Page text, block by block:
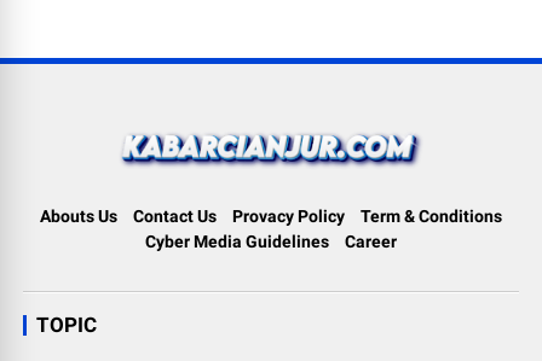
Abouts Us Contact Us Provacy Policy
Term & Conditions
Cyber Media Guidelines
Career
TOPIC